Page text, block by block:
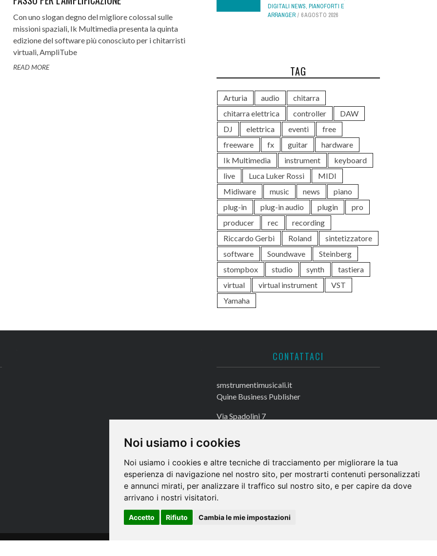
Noi usiamo i cookies
Noi usiamo i cookies e altre tecniche di tracciamento per migliorare la tua
esperienza di navigazione nel nostro sito, per mostrarti contenuti personalizzati
e annunci mirati, per analizzare il traffico sul nostro sito, e per capire da dove
arrivano i nostri visitatori.
Accetto Rifiuto Cambia le mie impostazioni
Con uno slogan degno del migliore colossal sulle
missioni spaziali, Ik Multimedia presenta la quinta
edizione del software più conosciuto per i chitarristi
virtuali, AmpliTube
READ MORE
DIGITALI NEWS, PIANOFORTI E
ARRANGER
6 AGOSTO 2026
TAG
Arturia audio
chitarra
chitarra elettrica
controller
DAW
DJ
elettrica eventi
free
freeware
fx guitar
hardware
Ik Multimedia
instrument
keyboard
live
Luca Luker Rossi
MIDI
Midiware
music news
piano
plug-in
plug-in audio plugin
pro
producer
rec
recording
Riccardo Gerbi
Roland
sintetizzatore
software
Soundwave
Steinberg
stompbox
studio synth
tastiera
virtual
virtual instrument
VST
Yamaha
CONTATTACI
smstrumentimusicali.it
Quine Business Publisher
Via Spadolini 7
Tel. +39 02 49756990
Fax +39 02 72016740